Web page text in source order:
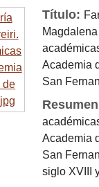
Título:
Academia
San
Academia
San
siglo XVIII